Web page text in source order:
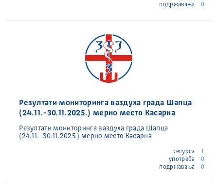
подржавања
0
Резултати мониторинга ваздуха града Шапца
(24.11.-30.11.2025.) мерно место Касарна
Резултати мониторинга ваздуха града Шапца
(24.11.-30.11.2025.) мерно место Касарна
ресурса
1
употреба
0
подржавања
0